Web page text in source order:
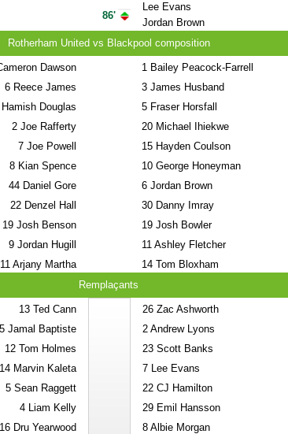
86'
Lee Evans
Jordan Brown
Rotherham United vs Blackpool composition
Dawson
6Reece James
Douglas
2Joe Rafferty
7Joe Powell
8Kian Spence
44Daniel Gore
22Denzel Hall
19Josh Benson
9Jordan Hugill
11Arjany Martha
1Bailey Peacock-Farrell
3James Husband
5Fraser Horsfall
20Michael Ihiekwe
15Hayden Coulson
10George Honeyman
6Jordan Brown
30Danny Imray
19Josh Bowler
11Ashley Fletcher
14Tom Bloxham
Remplaçants
13Ted Cann
Jamal Baptiste
12Tom Holmes
14Marvin Kaleta
5Sean Raggett
4Liam Kelly
16Dru Yearwood
26Zac Ashworth
2Andrew Lyons
23Scott Banks
7Lee Evans
22CJ Hamilton
29Emil Hansson
8Albie Morgan